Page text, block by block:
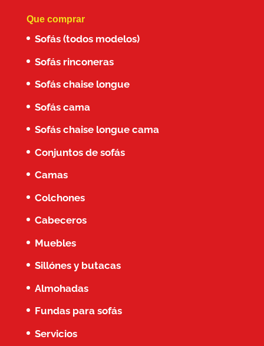
Que comprar
Sofás (todos modelos)
Sofás rinconeras
Sofás chaise longue
Sofás cama
Sofás chaise longue cama
Conjuntos de sofás
Camas
Colchones
Cabeceros
Muebles
Sillónes y butacas
Almohadas
Fundas para sofás
Servicios